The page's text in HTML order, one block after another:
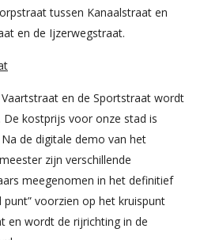
tussen Kanaalstraat en
en de Ijzerwegstraat.
en de Sportstraat wordt
kostprijs voor onze stad is
de digitale demo van het
zijn verschillende
meegenomen in het definitief
punt” voorzien op het kruispunt
en wordt de rijrichting in de